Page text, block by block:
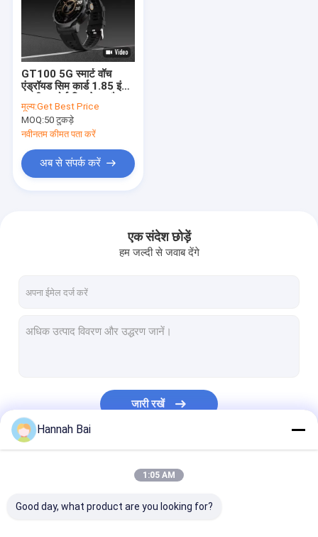
GT100 5G स्मार्ट वॉच
एंड्रॉयड सिम कार्ड 1.85 इंच
वॉच वाटरप्रूफ
मूल्य:Get Best Price
MOQ:50 टुकड़े
नवीनतम कीमत पता करें
अब से संपर्क करें
एक संदेश छोड़ें
हम जल्दी से जवाब देंगे
जारी रखें
Hannah Bai
1:05 AM
Good day, what product are you looking for?